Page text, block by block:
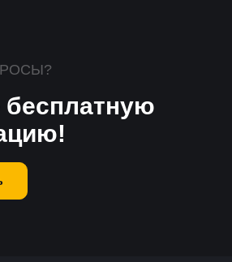
бесплатную